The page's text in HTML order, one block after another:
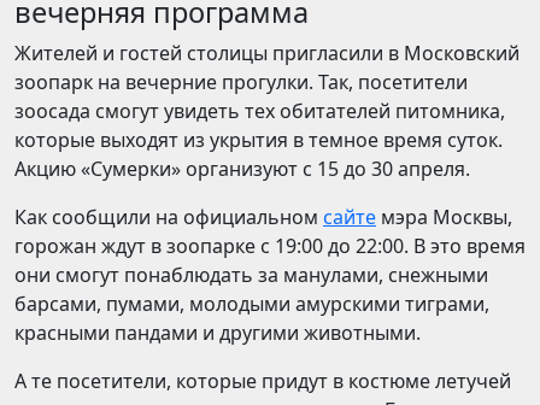
вечерняя программа
Жителей и гостей столицы пригласили в Московский
зоопарк на вечерние прогулки. Так, посетители
зоосада смогут увидеть тех обитателей питомника,
которые выходят из укрытия в темное время суток.
Акцию «Сумерки» организуют с 15 до 30 апреля.
Как сообщили на официальном сайте мэра Москвы,
горожан ждут в зоопарке с 19:00 до 22:00. В это время
они смогут понаблюдать за манулами, снежными
барсами, пумами, молодыми амурскими тиграми,
красными пандами и другими животными.
А те посетители, которые придут в костюме летучей